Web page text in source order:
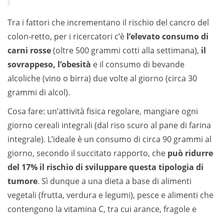
Tra i fattori che incrementano il rischio del cancro del
colon-retto, per i ricercatori c’è l’elevato consumo di
carni rosse(oltre 500 grammi cotti alla settimana), il
sovrappeso, l’obesità e il consumo di bevande
alcoliche (vino o birra) due volte al giorno (circa 30
grammi di alcol).
Cosa fare: un’attività fisica regolare, mangiare ogni
giorno cereali integrali (dal riso scuro al pane di farina
integrale). L’ideale è un consumo di circa 90 grammi al
giorno, secondo il succitato rapporto, che può ridurre
del 17% il rischio di sviluppare questa tipologia di
tumore. Sì dunque a una dieta a base di alimenti
vegetali (frutta, verdura e legumi), pesce e alimenti che
contengono la vitamina C, tra cui arance, fragole e